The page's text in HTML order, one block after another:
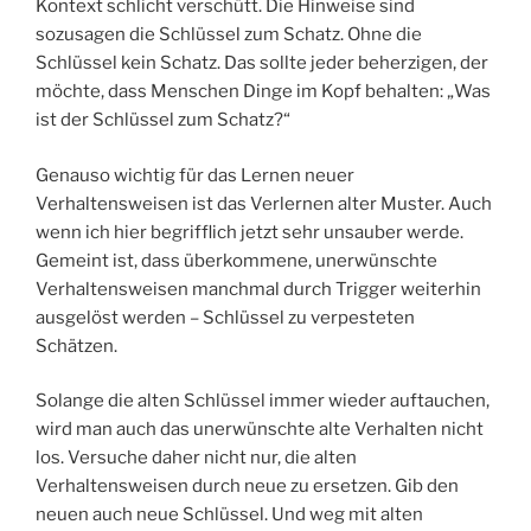
Kontext schlicht verschütt. Die Hinweise sind
sozusagen die Schlüssel zum Schatz. Ohne die
Schlüssel kein Schatz. Das sollte jeder beherzigen, der
möchte, dass Menschen Dinge im Kopf behalten: „Was
ist der Schlüssel zum Schatz?“
Genauso wichtig für das Lernen neuer
Verhaltensweisen ist das Verlernen alter Muster. Auch
wenn ich hier begrifflich jetzt sehr unsauber werde.
Gemeint ist, dass überkommene, unerwünschte
Verhaltensweisen manchmal durch Trigger weiterhin
ausgelöst werden – Schlüssel zu verpesteten
Schätzen.
Solange die alten Schlüssel immer wieder auftauchen,
wird man auch das unerwünschte alte Verhalten nicht
los. Versuche daher nicht nur, die alten
Verhaltensweisen durch neue zu ersetzen. Gib den
neuen auch neue Schlüssel. Und weg mit alten